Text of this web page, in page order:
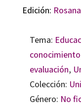
Edición:
Tema:
conocimiento
evaluación,
Colección:
Género: No